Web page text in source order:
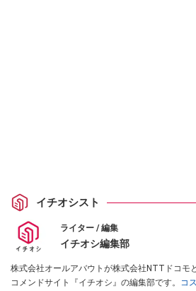
イチオシスト
ライター / 編集
イチオシ編集部
株式会社オールアバウトが株式会社NTTドコモ
コメンドサイト『イチオシ』の編集部です。 コ